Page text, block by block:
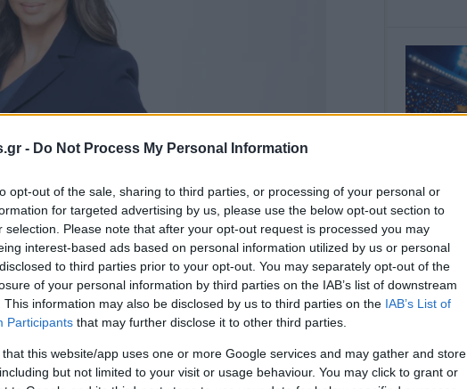
- Do Not Process My Personal Information
opt-out of the sale, sharing to third parties, or processing of your personal or
for targeted advertising by us, please use the below opt-out section to
selection. Please note that after your opt-out request is processed you may
interest-based ads based on personal information utilized by us or personal
to third parties prior to your opt-out. You may separately opt-out of the
of your personal information by third parties on the IAB’s list of downstream
This information may also be disclosed by us to third parties on the IAB’s List of
Participants that may further disclose it to other third parties.
that this website/app uses one or more Google services and may gather and store
but not limited to your visit or usage behaviour. You may click to grant or
κανάλι της Alter Ego Media, εμπλουτίζει
του δελτίου ειδήσεων «MEGA News Επικαιρότητα» το
κάλυψη της επικαιρότητας.Από το Σάββατο 6